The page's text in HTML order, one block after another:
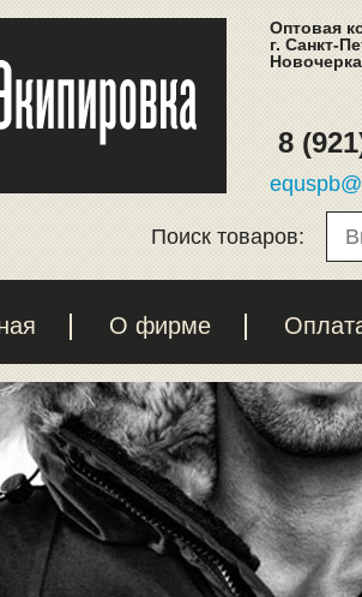
Оптовая
г. Санкт-
8
Поиск товаров:
О фирме